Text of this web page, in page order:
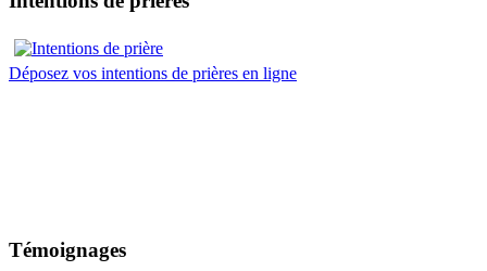
Déposez vos intentions de prières en ligne
Témoignages